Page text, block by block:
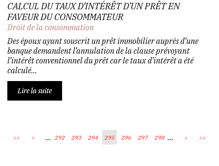
CALCUL DU TAUX D’INTÉRÊT D’UN PRÊT EN
FAVEUR DU CONSOMMATEUR
Droit de la consommation
Des époux ayant souscrit un prêt immobilier auprès d’une
banque demandent l’annulation de la clause prévoyant
l’intérêt conventionnel du prêt car le taux d’intérêt a été
calculé...
Lire la suite
<< < ... 292 293 294 295 296 297 298 ... > >>